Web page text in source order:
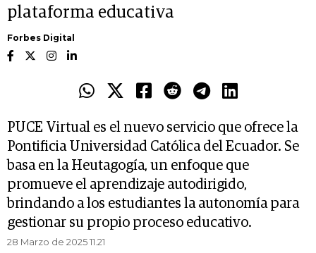
plataforma educativa
Forbes Digital
PUCE Virtual es el nuevo servicio que ofrece la
Pontificia Universidad Católica del Ecuador. Se
basa en la Heutagogía, un enfoque que
promueve el aprendizaje autodirigido,
brindando a los estudiantes la autonomía para
gestionar su propio proceso educativo.
28 Marzo de 2025 11.21